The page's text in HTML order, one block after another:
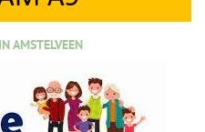
AMSTELVEEN